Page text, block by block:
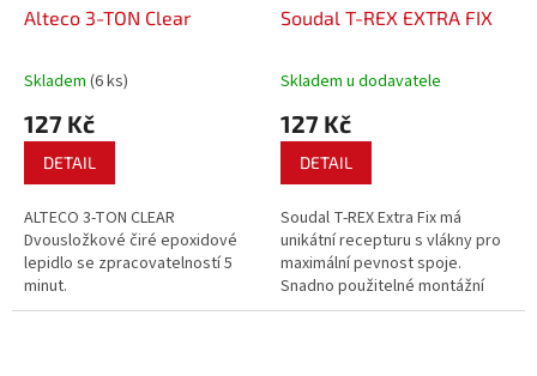
Alteco 3-TON Clear
Skladem (6 ks)
127 Kč
DETAIL
ALTECO 3-TON CLEAR
Dvousložkové čiré epoxidové
lepidlo se zpracovatelností 5
minut.
Soudal T-REX EXTRA FIX
Skladem u dodavatele
127 Kč
DETAIL
Soudal T-REX Extra Fix má
unikátní recepturu s vlákny pro
maximální pevnost spoje.
Snadno použitelné montážní
lepidlo s vysokou počáteční